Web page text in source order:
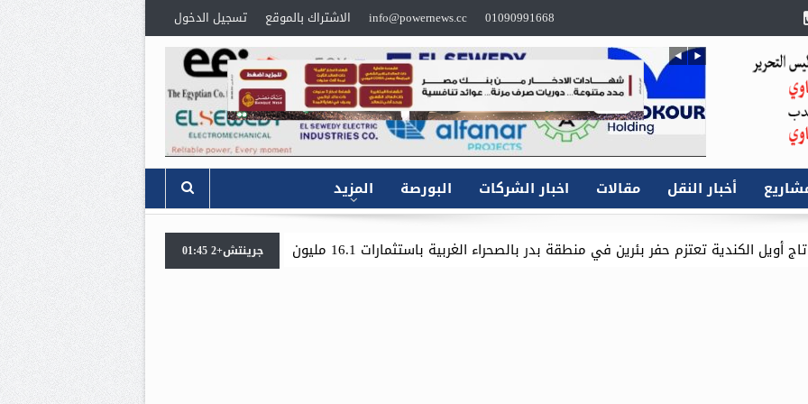
01090991668
info@powernews.cc الاشتراك بالموقع تسجيل الدخول
أخبار النقل مقالات اخبار الشركات البورصة المزيد
حفر بئرين في منطقة بدر بالصحراء الغربية باستثمارات 16.1 مليون دولار
«جنوب الوادي القابضة للبترول» تنظم لقاءً توعويًا حول
جرينتش+2 01:45